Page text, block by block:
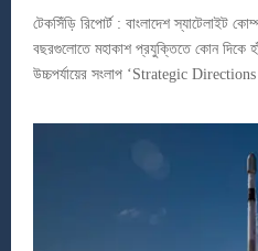
টেকসিঁড়ি রিপোর্ট : বাংলাদেশ স্যাটেলাইট
বছরগুলোতে মহাকাশ প্রযুক্তিতে কোন দিকে
উচ্চপর্যায়ের সংলাপ ‘Strategic